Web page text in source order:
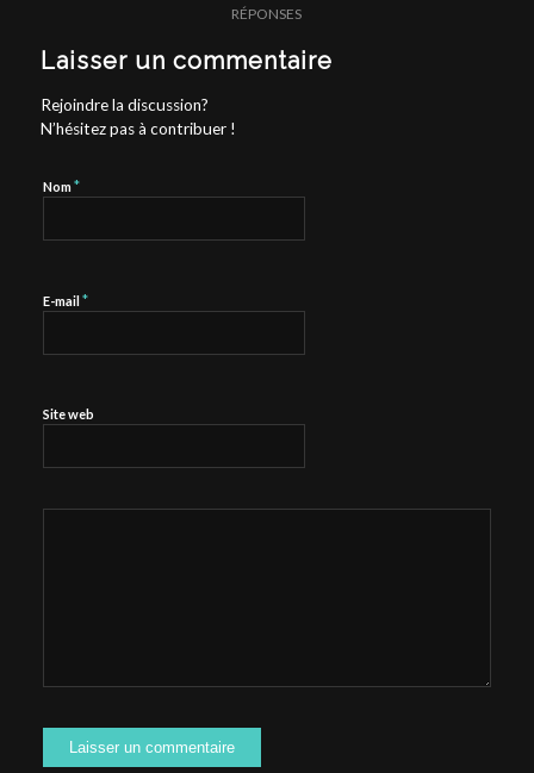
RÉPONSES
Laisser un commentaire
Rejoindre la discussion?
N’hésitez pas à contribuer !
Nom*
E-mail *
Site web